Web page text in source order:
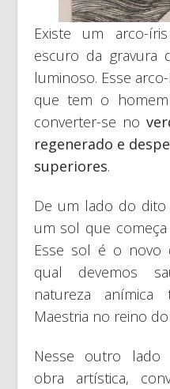
Existe um arco-
escuro da gravura
luminoso. Esse
que tem o
converter-se no
regenerado e
superiores.
De um lado do
um sol que
Esse sol é o novo
qual devemos
natureza anímica
Maestria no reino do
Nesse outro lado
obra artística,